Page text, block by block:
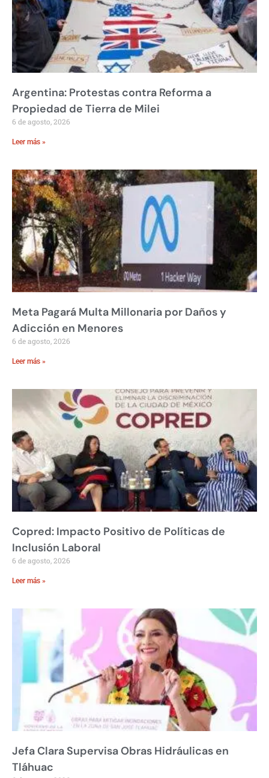
Argentina: Protestas contra Reforma a
Propiedad de Tierra de Milei
6 de agosto, 2026
Leer más »
Meta Pagará Multa Millonaria por Daños y
Adicción en Menores
6 de agosto, 2026
Leer más »
Copred: Impacto Positivo de Políticas de
Inclusión Laboral
6 de agosto, 2026
Leer más »
Jefa Clara Supervisa Obras Hidráulicas en
Tláhuac